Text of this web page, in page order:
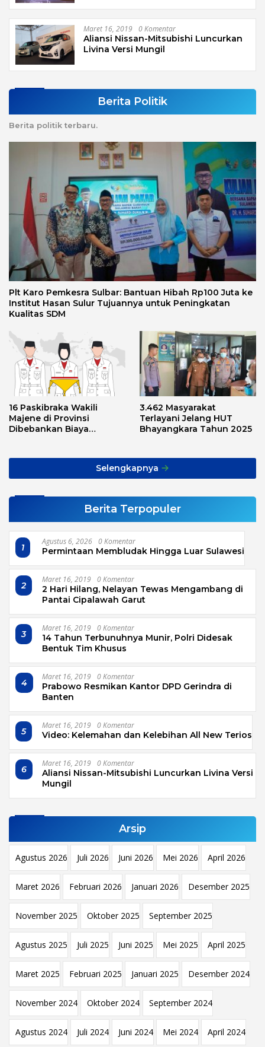
Maret 16, 2019 0 Komentar
Aliansi Nissan-Mitsubishi Luncurkan
Livina Versi Mungil
Berita Politik
Berita politik terbaru.
Plt Karo Pemkesra Sulbar: Bantuan Hibah Rp100 Juta ke
Institut Hasan Sulur Tujuannya untuk Peningkatan
Kualitas SDM
16 Paskibraka Wakili
Majene di Provinsi
Dibebankan Biaya
3.462 Masyarakat
Terlayani Jelang HUT
Bhayangkara Tahun 2025
Selengkapnya
Berita Terpopuler
1
Agustus 6, 2026 0 Komentar
Permintaan Membludak Hingga Luar Sulawesi
2
Maret 16, 2019 0 Komentar
2 Hari Hilang, Nelayan Tewas Mengambang di
Pantai Cipalawah Garut
3
Maret 16, 2019 0 Komentar
14 Tahun Terbunuhnya Munir, Polri Didesak
Bentuk Tim Khusus
4
Maret 16, 2019 0 Komentar
Prabowo Resmikan Kantor DPD Gerindra di
Banten
5
Maret 16, 2019 0 Komentar
Video: Kelemahan dan Kelebihan All New Terios
6
Maret 16, 2019 0 Komentar
Aliansi Nissan-Mitsubishi Luncurkan Livina Versi
Mungil
Arsip
Agustus 2026 Juli 2026 Juni 2026 Mei 2026 April 2026
Maret 2026 Februari 2026 Januari 2026 Desember 2025
November 2025 Oktober 2025 September 2025
Agustus 2025 Juli 2025 Juni 2025 Mei 2025 April 2025
Maret 2025 Februari 2025 Januari 2025 Desember 2024
November 2024 Oktober 2024 September 2024
Agustus 2024 Juli 2024 Juni 2024 Mei 2024 April 2024